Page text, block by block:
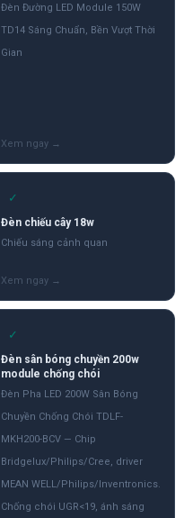
Đèn Đường LED Module 150W
TD14 Sáng Chuẩn, Bền Vượt Thời
Gian
✓
Đèn chiếu cây 18w
Chiếu sáng cảnh quan
✓
Đèn sân bóng chuyền 200w
module chống chói
Đèn Pha LED 200W Sân Bóng
Chuyền Chống Chói TDLF-
MKH200-BCV — Chip
Bridgelux/Philips/Cree, driver
MEAN WELL/Philips/Inventronics.
Chống chói UGR<19, ánh sáng